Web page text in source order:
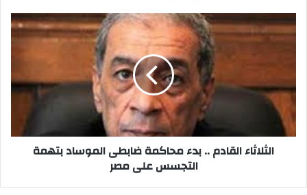
علينا
الثلاثاء
القادم
ضابطى
الموساد
بتهمة
التجسس
الثلاثاء القادم .. بدء محاكمة ضابطى الموساد بتهمة
التجسس على مصر